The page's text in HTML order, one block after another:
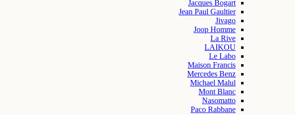
Jacques Bogart
Jean Paul Gaultier
Jivago
Joop Homme
La Rive
LAIKOU
Le Labo
Maison Francis
Mercedes Benz
Michael Malul
Mont Blanc
Nasomatto
Paco Rabbane